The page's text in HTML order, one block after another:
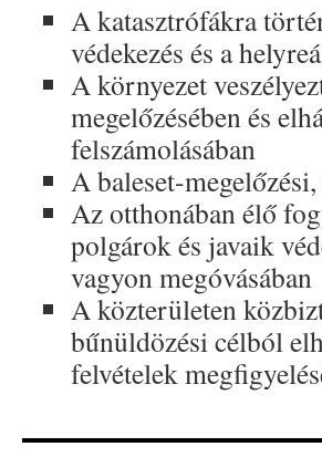
A katasztrófákra
védekezés és a
A környezet
megelőzésében és
felszámolásában
A baleset-
Az otthonában élő
polgárok és javaik
vagyon megóvásában
A közterületen
bűnüldözési célból
felvételek